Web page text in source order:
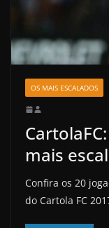
OS MAIS ESCALADOS
mais
Confira os 20
do Cartola FC